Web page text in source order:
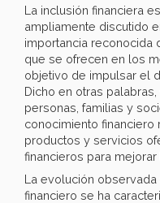
La inclusión financiera
ampliamente discutido
importancia reconocida
que se ofrecen en los
objetivo de impulsar el
Dicho en otras
personas, familias y
conocimiento
productos y servicios
financieros para
La evolución
financiero se ha